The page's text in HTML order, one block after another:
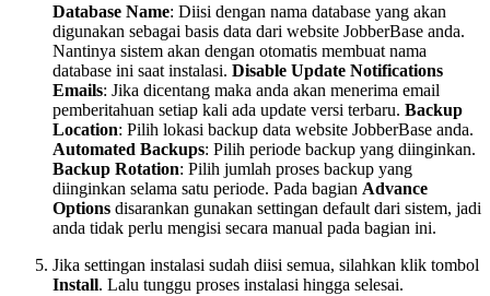
Database Name: Diisi dengan nama database yang akan
digunakan sebagai basis data dari website JobberBase anda.
Nantinya sistem akan dengan otomatis membuat nama
database ini saat instalasi. Disable Update Notifications
Emails: Jika dicentang maka anda akan menerima email
pemberitahuan setiap kali ada update versi terbaru. Backup
Location: Pilih lokasi backup data website JobberBase anda.
Automated Backups: Pilih periode backup yang diinginkan.
Backup Rotation: Pilih jumlah proses backup yang
diinginkan selama satu periode. Pada bagian Advance
Options disarankan gunakan settingan default dari sistem, jadi
anda tidak perlu mengisi secara manual pada bagian ini.
Jika settingan instalasi sudah diisi semua, silahkan klik tombol
Install. Lalu tunggu proses instalasi hingga selesai.